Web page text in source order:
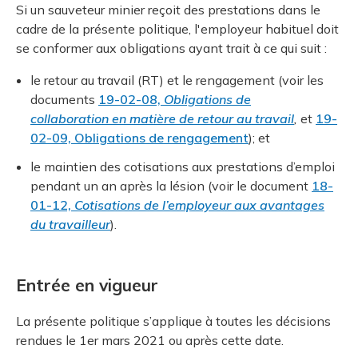
Si un sauveteur minier reçoit des prestations dans le
cadre de la présente politique, l'employeur habituel doit
se conformer aux obligations ayant trait à ce qui suit :
le retour au travail (RT) et le rengagement (voir les
documents 19-02-08, Obligations de
collaboration en matière de retour au travail et 19-
02-09, Obligations de rengagement); et
le maintien des cotisations aux prestations d’emploi
pendant un an après la lésion (voir le document 18-
01-12, Cotisations de l’employeur aux avantages
du travailleur).
Entrée en vigueur
La présente politique s’applique à toutes les décisions
rendues le 1er mars 2021 ou après cette date.